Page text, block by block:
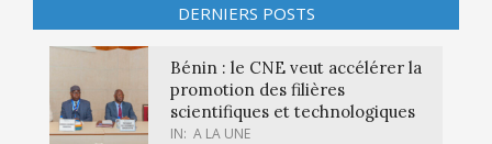
DERNIERS POSTS
Bénin : le CNE veut accélérer la
promotion des filières
scientifiques et technologiques
IN: A LA UNE